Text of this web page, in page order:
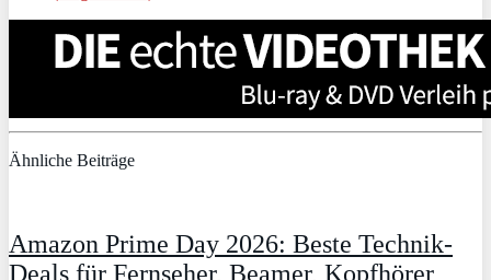
Ähnliche Beiträge
Amazon Prime Day 2026: Beste Technik-
Deals für Fernseher, Beamer, Kopfhörer